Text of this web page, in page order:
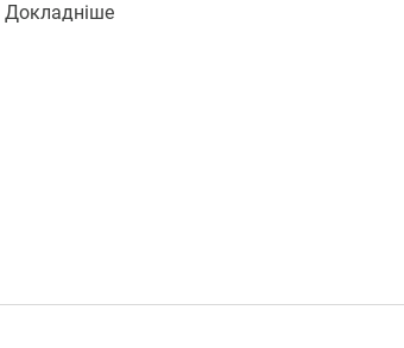
Докладніше